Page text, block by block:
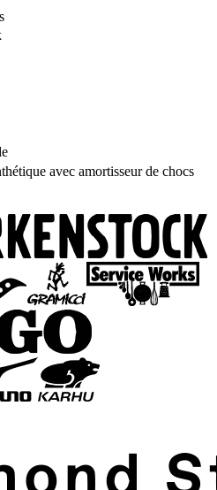
avec amortisseur de chocs